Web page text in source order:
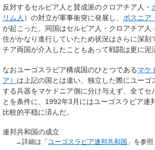
反対するセルビア人と賛成派のクロアチア人・
リム人 ）の対立が軍事衝突に発展し、 ボスニア
が起こった。同国はセルビア人・クロアチア人
住がかなり進行していたため状況はさらに深刻
チア両国が介入したこともあって戦闘は更に泥
なおユーゴスラビア構成国のひとつであるマケ
ア） は上記の国とは違い、独立した際にユーゴ
する兵器をマケドニア側に分け与えず、全てセ
とを条件に、1992年3月にはユーゴスラビア連
比較的平穏に済んだ。
連邦共和国の成立
→詳細は「ユーゴスラビア連邦共和国 」を参照